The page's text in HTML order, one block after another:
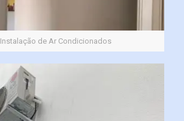
Instalação de Ar Condicionados